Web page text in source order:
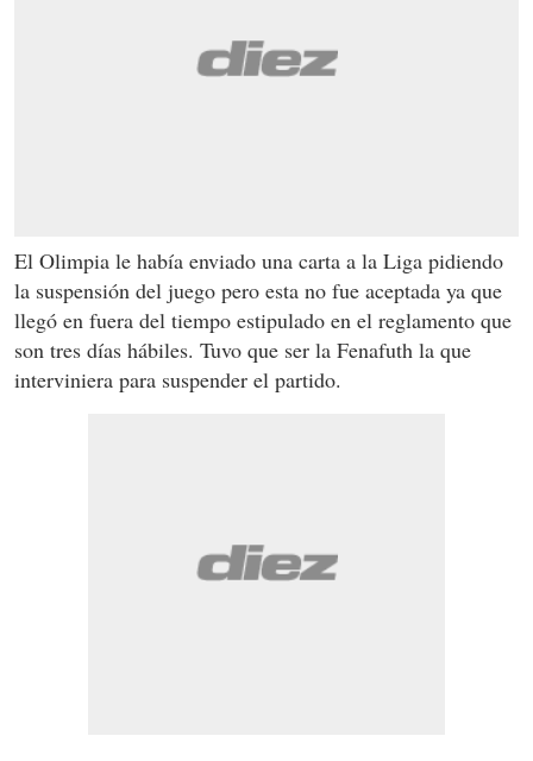
El Olimpia le había enviado una carta a la Liga pidiendo
la suspensión del juego pero esta no fue aceptada ya que
llegó en fuera del tiempo estipulado en el reglamento que
son tres días hábiles. Tuvo que ser la Fenafuth la que
interviniera para suspender el partido.